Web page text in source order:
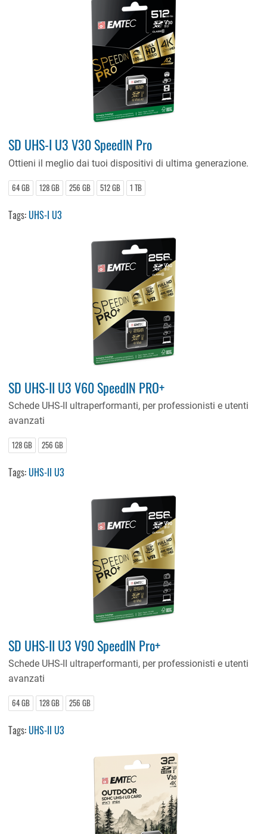
SD UHS-I U3 V30 SpeedIN Pro
Ottieni il meglio dai tuoi dispositivi di ultima generazione.
64 GB 128 GB 256 GB 512 GB 1 TB
Tags:UHS-I U3
SD UHS-II U3 V60 SpeedIN PRO+
Schede UHS-II ultraperformanti, per professionisti e utenti
avanzati
128 GB 256 GB
Tags:UHS-II U3
SD UHS-II U3 V90 SpeedIN Pro+
Schede UHS-II ultraperformanti, per professionisti e utenti
avanzati
64 GB 128 GB 256 GB
Tags:UHS-II U3